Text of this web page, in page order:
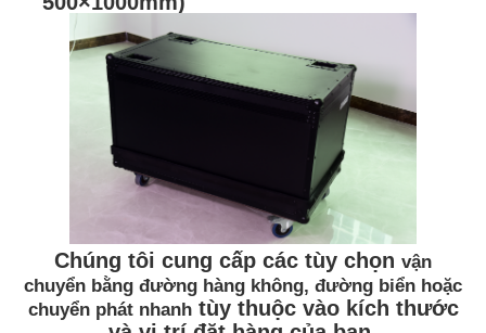
Chúng tôi cung cấp các tùy chọn vận
chuyển bằng đường hàng không, đường biển hoặc
chuyển phát nhanhtùy thuộc vào kích thước